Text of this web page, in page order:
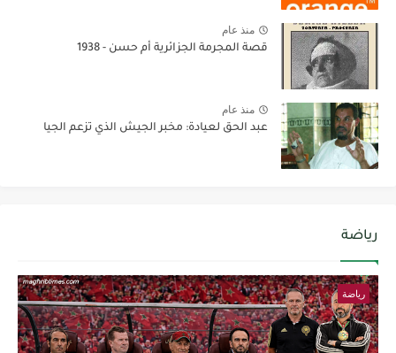
منذ عام
قصة المجرمة الجزائرية أم حسن - 1938
منذ عام
عبد الحق لعيادة: مخبر الجيش الذي تزعم الجيا
رياضة
رياضة